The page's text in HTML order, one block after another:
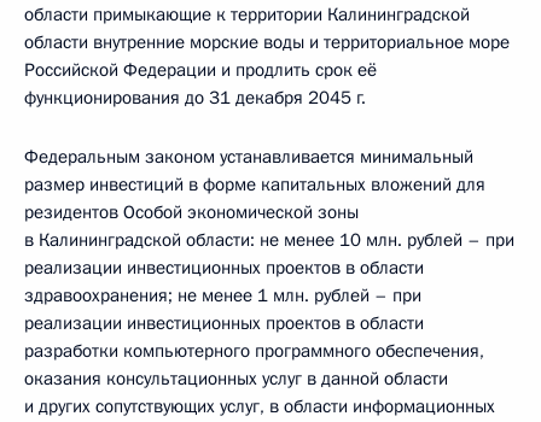
области примыкающие к территории Калининградской
области внутренние морские воды и территориальное море
Российской Федерации и продлить срок её
функционирования до 31 декабря 2045 г.
Федеральным законом устанавливается минимальный
размер инвестиций в форме капитальных вложений для
резидентов Особой экономической зоны
в Калининградской области: не менее 10 млн. рублей – при
реализации инвестиционных проектов в области
здравоохранения; не менее 1 млн. рублей – при
реализации инвестиционных проектов в области
разработки компьютерного программного обеспечения,
оказания консультационных услуг в данной области
и других сопутствующих услуг, в области информационных